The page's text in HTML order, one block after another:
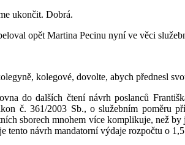
ukončit. Dobrá.
opět Martina Pecinu nyní ve věci
kolegové, dovolte, abych přednesl
do dalších čtení návrh poslanců
č. 361/2003 Sb., o služebním poměru
sborech mnohem více komplikuje, než
tento návrh mandatorní výdaje rozpočtu o